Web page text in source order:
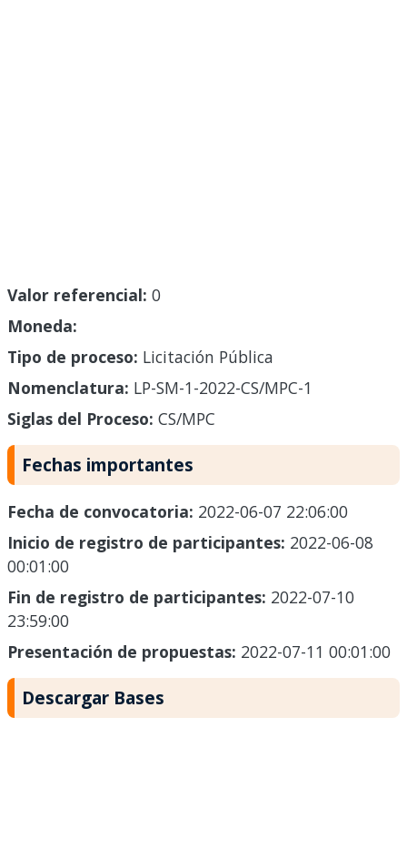
Valor referencial: 0
Moneda:
Tipo de proceso: Licitación Pública
Nomenclatura: LP-SM-1-2022-CS/MPC-1
Siglas del Proceso: CS/MPC
Fechas importantes
Fecha de convocatoria: 2022-06-07 22:06:00
Inicio de registro de participantes: 2022-06-08
00:01:00
Fin de registro de participantes: 2022-07-10
23:59:00
Presentación de propuestas: 2022-07-11 00:01:00
Descargar Bases